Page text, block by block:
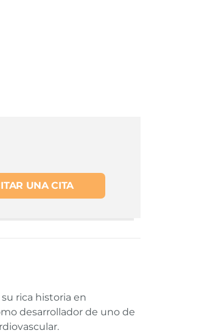
UNA CITA
rica historia en
desarrollador de uno de